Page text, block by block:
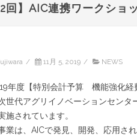
2回】AIC連携ワークショ
/ 11月 5, 2019 / NEWS
年度【特別会計予算 機能強化経
次世代アグリイノベーションセン
施されています。
業は、AICで発見、開発、応用さ